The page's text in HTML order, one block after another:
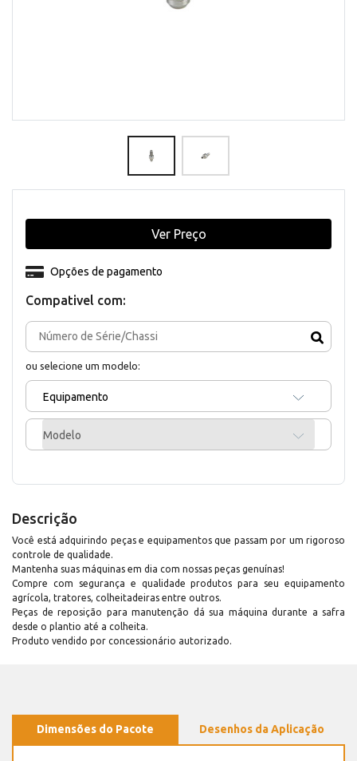
Compativel com:
ou selecione um modelo:
Equipamento
Modelo
Opções de pagamento
Ver Preço
Descrição
Você está adquirindo peças e equipamentos que passam por um rigoroso
controle de qualidade.
Mantenha suas máquinas em dia com nossas peças genuínas!
Compre com segurança e qualidade produtos para seu equipamento
agrícola, tratores, colheitadeiras entre outros.
Peças de reposição para manutenção dá sua máquina durante a safra
desde o plantio até a colheita.
Produto vendido por concessionário autorizado.
Dimensões do Pacote Desenhos da Aplicação